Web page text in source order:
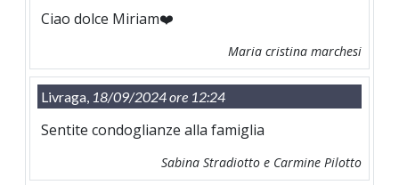
Ciao dolce Miriam❤️
Maria cristina marchesi
Livraga, 18/09/2024 ore 12:24
Sentite condoglianze alla famiglia
Sabina Stradiotto e Carmine Pilotto